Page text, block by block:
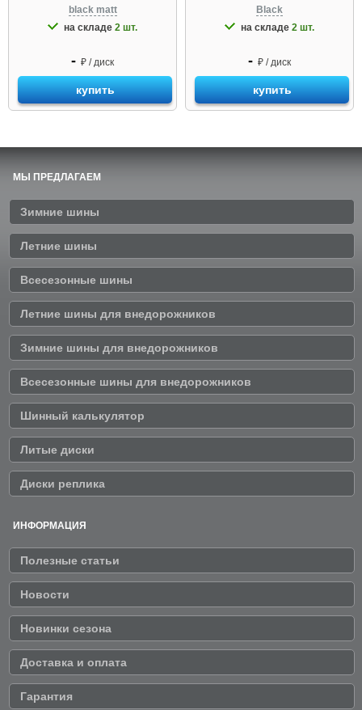
black matt
на складе 2 шт.
- ₽ / диск
купить
Black
на складе 2 шт.
- ₽ / диск
купить
МЫ ПРЕДЛАГАЕМ
Зимние шины
Летние шины
Всесезонные шины
Летние шины для внедорожников
Зимние шины для внедорожников
Всесезонные шины для внедорожников
Шинный калькулятор
Литые диски
Диски реплика
ИНФОРМАЦИЯ
Полезные статьи
Новости
Новинки сезона
Доставка и оплата
Гарантия